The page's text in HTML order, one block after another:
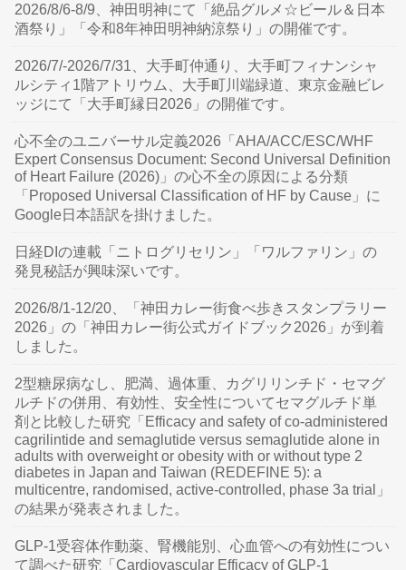
2026/8/6-8/9、神田明神にて「絶品グルメ☆ビール＆日本
酒祭り」「令和8年神田明神納涼祭り」の開催です。
2026/7/-2026/7/31、大手町仲通り、大手町フィナンシャ
ルシティ1階アトリウム、大手町川端緑道、東京金融ビレ
ッジにて「大手町縁日2026」の開催です。
心不全のユニバーサル定義2026「AHA/ACC/ESC/WHF
Expert Consensus Document: Second Universal Definition
of Heart Failure (2026)」の心不全の原因による分類
「Proposed Universal Classification of HF by Cause」に
Google日本語訳を掛けました。
日経DIの連載「ニトログリセリン」「ワルファリン」の
発見秘話が興味深いです。
2026/8/1-12/20、「神田カレー街食べ歩きスタンプラリー
2026」の「神田カレー街公式ガイドブック2026」が到着
しました。
2型糖尿病なし、肥満、過体重、カグリリンチド・セマグ
ルチドの併用、有効性、安全性についてセマグルチド単
剤と比較した研究「Efficacy and safety of co-administered
cagrilintide and semaglutide versus semaglutide alone in
adults with overweight or obesity with or without type 2
diabetes in Japan and Taiwan (REDEFINE 5): a
multicentre, randomised, active-controlled, phase 3a trial」
の結果が発表されました。
GLP-1受容体作動薬、腎機能別、心血管への有効性につい
て調べた研究「Cardiovascular Efficacy of GLP-1